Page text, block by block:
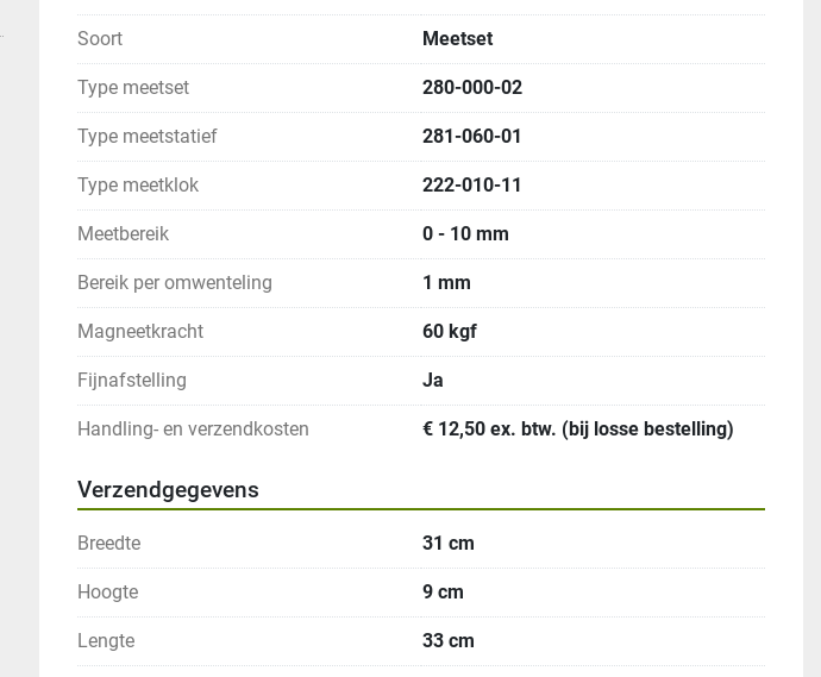
Soort Meetset
Type meetset 280-000-02
Type meetstatief 281-060-01
Type meetklok 222-010-11
Meetbereik 0 - 10 mm
Bereik per omwenteling 1 mm
Magneetkracht 60 kgf
Fijnafstelling Ja
Handling- en verzendkosten € 12,50 ex. btw. (bij losse bestelling)
Verzendgegevens
Breedte 31 cm
Hoogte 9 cm
Lengte 33 cm